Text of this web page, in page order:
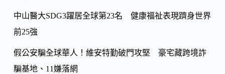
k
中山醫大SDG3躍居全球第23名 健康福祉表現躋身世界
前25強
假公安騙全球華人！維安特勤破門攻堅 豪宅藏跨境詐
騙基地、11嫌落網